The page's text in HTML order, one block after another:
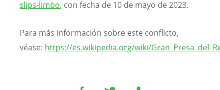
slips-limbo, con fecha de 10 de mayo de 2023.
Para más información sobre este conflicto,
véase: https://es.wikipedia.org/wiki/